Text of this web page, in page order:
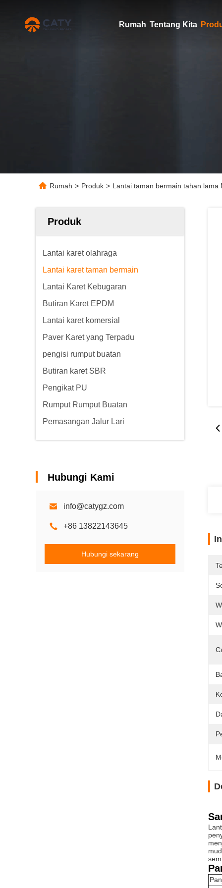
Rumah Tentang Kita
Rumah > Produk > Lantai taman bermain tahan lama
Produk
Lantai karet olahraga
Lantai karet taman bermain
Lantai Karet Kebugaran
Butiran Karet EPDM
Lantai karet komersial
Paver Karet yang Terpadu
pengisi rumput buatan
Butiran karet SBR
Pengikat PU
Rumput Rumput Buatan
Pemasangan Jalur Lari
Hubungi Kami
info@catygz.com
+86 13822143645
Hubungi sekarang